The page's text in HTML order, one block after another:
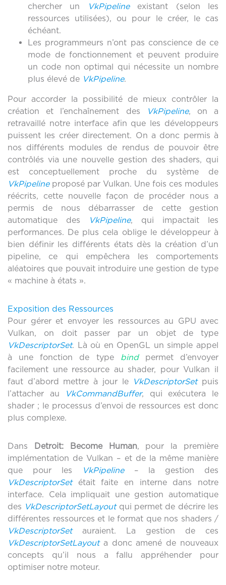
chercher un VkPipelineexistant (selon les
ressources utilisées), ou pour le créer, le cas
échéant.
Les programmeurs n’ont pas conscience de ce
mode de fonctionnement et peuvent produire
un code non optimal qui nécessite un nombre
plus élevé de VkPipeline.
Pour accorder la possibilité de mieux contrôler la
création et l’enchaînement des
VkPipeline, on a
retravaillé notre interface afin que les développeurs
puissent les créer directement. On a donc permis à
nos différents modules de rendus de pouvoir être
contrôlés via une nouvelle gestion des shaders, qui
est conceptuellement proche du système de
VkPipelineproposé par Vulkan. Une fois ces modules
réécrits, cette nouvelle façon de procéder nous a
permis de nous débarrasser de cette gestion
automatique des
VkPipeline, qui impactait les
performances. De plus cela oblige le développeur à
bien définir les différents états dès la création d’un
pipeline, ce qui empêchera les comportements
aléatoires que pouvait introduire une gestion de type
« machine à états ».
Exposition des Ressources
Pour gérer et envoyer les ressources au GPU avec
Vulkan, on doit passer par un objet de type
VkDescriptorSet. Là où en OpenGL un simple appel
à une fonction de type bindpermet d’envoyer
facilement une ressource au shader, pour Vulkan il
faut d’abord mettre à jour le VkDescriptorSetpuis
l’attacher au
VkCommandBuffer, qui exécutera le
shader ; le processus d’envoi de ressources est donc
plus complexe.
Dans Detroit: Become Human, pour la première
implémentation de Vulkan – et de la même manière
que pour les
VkPipeline– la gestion des
VkDescriptorSetétait faite en interne dans notre
interface. Cela impliquait une gestion automatique
des VkDescriptorSetLayoutqui permet de décrire les
différentes ressources et le format que nos shaders /
VkDescriptorSetauraient. La gestion de ces
VkDescriptorSetLayouta donc amené de nouveaux
concepts qu’il nous a fallu appréhender pour
optimiser notre moteur.